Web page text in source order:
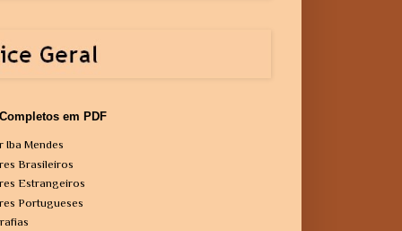
em PDF
Iba Mendes
Brasileiros
Estrangeiros
Portugueses